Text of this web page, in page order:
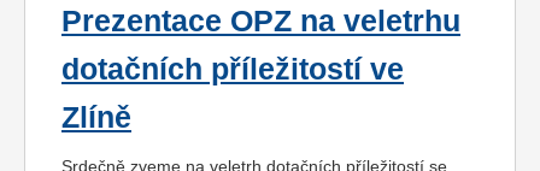
Prezentace OPZ na veletrhu
dotačních příležitostí ve
Zlíně
Srdečně zveme na veletrh dotačních příležitostí se